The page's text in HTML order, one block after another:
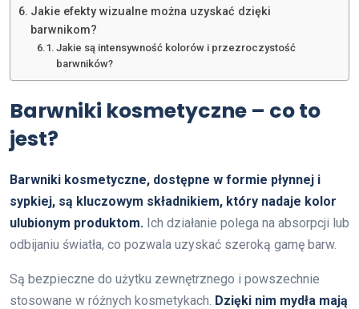
Jakie efekty wizualne można uzyskać dzięki
barwnikom?
Jakie są intensywność kolorów i przezroczystość
barwników?
Barwniki kosmetyczne – co to
jest?
Barwniki kosmetyczne, dostępne w formie płynnej i
sypkiej, są kluczowym składnikiem, który nadaje kolor
ulubionym produktom. Ich działanie polega na absorpcji lub
odbijaniu światła, co pozwala uzyskać szeroką gamę barw.
Są bezpieczne do użytku zewnętrznego i powszechnie
stosowane w różnych kosmetykach. Dzięki nim mydła mają